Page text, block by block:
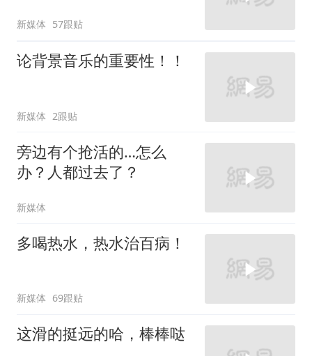
新媒体 57跟贴
论背景音乐的重要性！！
新媒体 2跟贴
旁边有个抢活的…怎么
办？人都过去了？
新媒体
多喝热水，热水治百病！
新媒体 69跟贴
这滑的挺远的哈，棒棒哒